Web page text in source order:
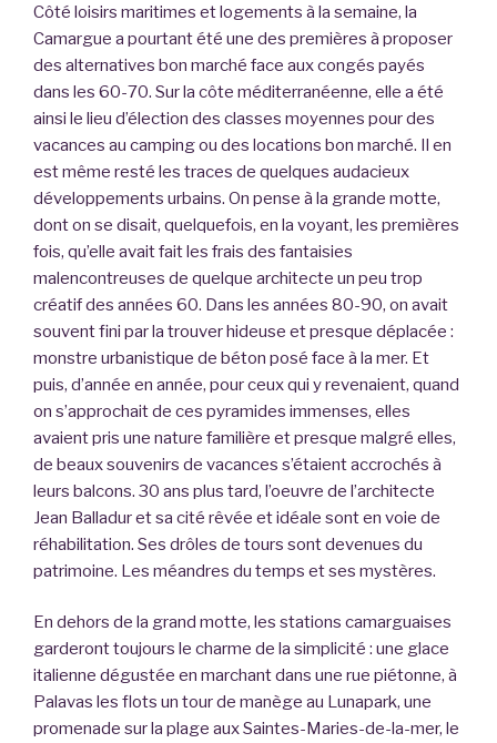
Côté loisirs maritimes et logements à la semaine, la
Camargue a pourtant été une des premières à proposer
des alternatives bon marché face aux congés payés
dans les 60-70. Sur la côte méditerranéenne, elle a été
ainsi le lieu d’élection des classes moyennes pour des
vacances au camping ou des locations bon marché. Il en
est même resté les traces de quelques audacieux
développements urbains. On pense à la grande motte,
dont on se disait, quelquefois, en la voyant, les premières
fois, qu’elle avait fait les frais des fantaisies
malencontreuses de quelque architecte un peu trop
créatif des années 60. Dans les années 80-90, on avait
souvent fini par la trouver hideuse et presque déplacée :
monstre urbanistique de béton posé face à la mer. Et
puis, d’année en année, pour ceux qui y revenaient, quand
on s’approchait de ces pyramides immenses, elles
avaient pris une nature familière et presque malgré elles,
de beaux souvenirs de vacances s’étaient accrochés à
leurs balcons. 30 ans plus tard, l’oeuvre de l’architecte
Jean Balladur et sa cité rêvée et idéale sont en voie de
réhabilitation. Ses drôles de tours sont devenues du
patrimoine. Les méandres du temps et ses mystères.
En dehors de la grand motte, les stations camarguaises
garderont toujours le charme de la simplicité : une glace
italienne dégustée en marchant dans une rue piétonne, à
Palavas les flots un tour de manège au Lunapark, une
promenade sur la plage aux Saintes-Maries-de-la-mer, le